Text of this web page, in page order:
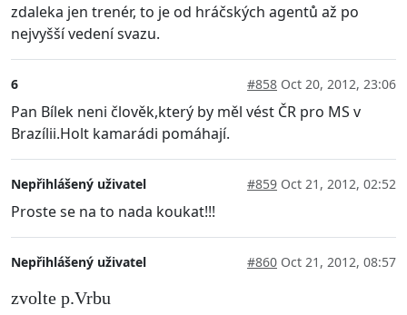
zdaleka jen trenér, to je od hráčských agentů až po
nejvyšší vedení svazu.
6 #858 Oct 20, 2012, 23:06
Pan Bílek neni člověk,který by měl vést ČR pro MS v
Brazílii.Holt kamarádi pomáhají.
Nepřihlášený uživatel #859 Oct 21, 2012, 02:52
Proste se na to nada koukat!!!
Nepřihlášený uživatel #860 Oct 21, 2012, 08:57
zvolte p.Vrbu